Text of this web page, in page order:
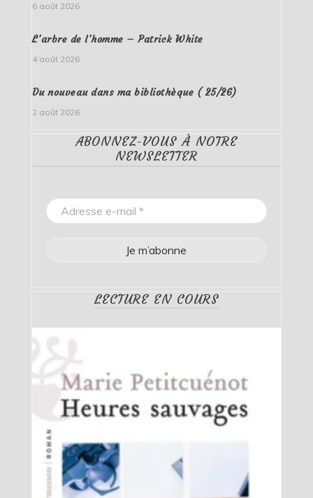
6 août 2026
L’arbre de l’homme – Patrick White
4 août 2026
Du nouveau dans ma bibliothèque ( 25/26)
2 août 2026
ABONNEZ-VOUS À NOTRE
NEWSLETTER
LECTURE EN COURS